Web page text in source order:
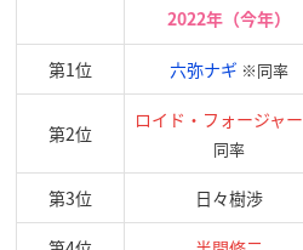
2022年（今年）
第1位 六弥ナギ ※同率
第2位
ロイド・フォージャー
同率
第3位 日々樹渉